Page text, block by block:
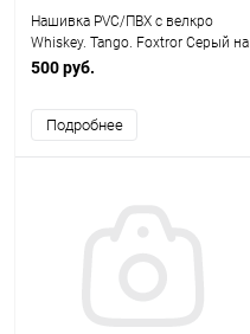
Нашивка PVC/ПВХ с велкро
Whiskey. Tango. Foxtror Серый на
чёрном ZL00965
500 руб.
Подробнее